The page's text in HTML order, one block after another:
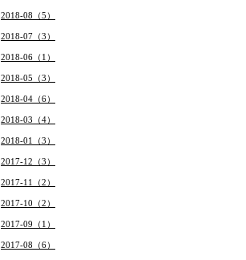
2018-08（5）
2018-07（3）
2018-06（1）
2018-05（3）
2018-04（6）
2018-03（4）
2018-01（3）
2017-12（3）
2017-11（2）
2017-10（2）
2017-09（1）
2017-08（6）